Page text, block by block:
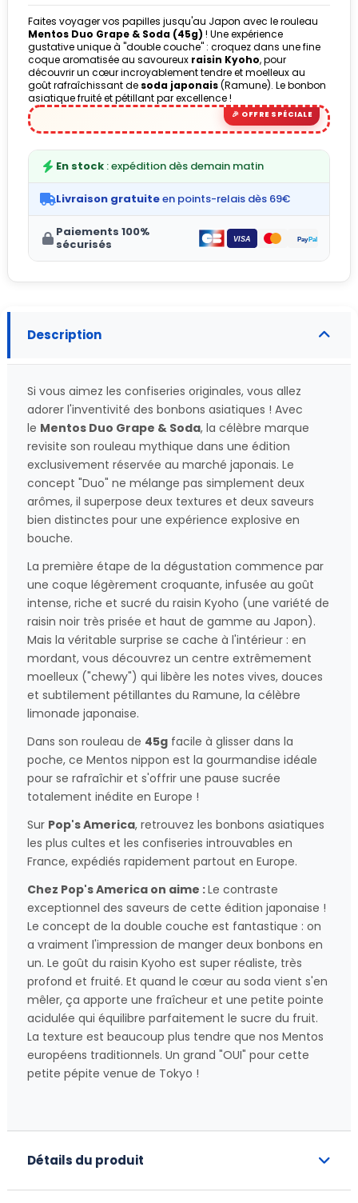
Faites voyager vos papilles jusqu'au Japon avec le rouleau
Mentos Duo Grape & Soda (45g) ! Une expérience
gustative unique à "double couche" : croquez dans une fine
coque aromatisée au savoureux raisin Kyoho, pour
découvrir un cœur incroyablement tendre et moelleux au
goût rafraîchissant de soda japonais(Ramune). Le bonbon
asiatique fruité et pétillant par excellence !
En stock : expédition dès demain matin
Livraison gratuiteen points-relais dès 69€
Paiements 100%
sécurisés
Description
Si vous aimez les confiseries originales, vous allez
adorer l'inventivité des bonbons asiatiques ! Avec
le Mentos Duo Grape & Soda, la célèbre marque
revisite son rouleau mythique dans une édition
exclusivement réservée au marché japonais. Le
concept "Duo" ne mélange pas simplement deux
arômes, il superpose deux textures et deux saveurs
bien distinctes pour une expérience explosive en
bouche.
La première étape de la dégustation commence par
une coque légèrement croquante, infusée au goût
intense, riche et sucré du raisin Kyoho (une variété de
raisin noir très prisée et haut de gamme au Japon).
Mais la véritable surprise se cache à l'intérieur : en
mordant, vous découvrez un centre extrêmement
moelleux ("chewy") qui libère les notes vives, douces
et subtilement pétillantes du Ramune, la célèbre
limonade japonaise.
Dans son rouleau de 45g facile à glisser dans la
poche, ce Mentos nippon est la gourmandise idéale
pour se rafraîchir et s'offrir une pause sucrée
totalement inédite en Europe !
Sur Pop's America, retrouvez les bonbons asiatiques
les plus cultes et les confiseries introuvables en
France, expédiés rapidement partout en Europe.
Chez Pop's America on aime :Le contraste
exceptionnel des saveurs de cette édition japonaise !
Le concept de la double couche est fantastique : on
a vraiment l'impression de manger deux bonbons en
un. Le goût du raisin Kyoho est super réaliste, très
profond et fruité. Et quand le cœur au soda vient s'en
mêler, ça apporte une fraîcheur et une petite pointe
acidulée qui équilibre parfaitement le sucre du fruit.
La texture est beaucoup plus tendre que nos Mentos
européens traditionnels. Un grand "OUI" pour cette
petite pépite venue de Tokyo !
Détails du produit